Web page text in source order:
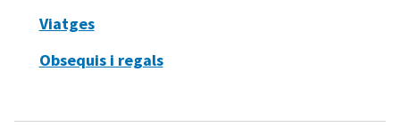
Viatges
Obsequis i regals